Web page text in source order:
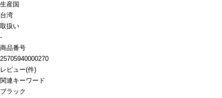
生産国
台湾
取扱い
-
商品番号
25705940000270
レビュー(件)
関連キーワード
ブラック